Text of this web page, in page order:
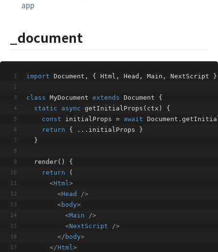
app
_document
import Document, { Html, Head, Main, NextScript
class MyDocument extends Document
{
static
async getInitialProps ( ctx )
{
const initialProps = await
return { ...initialProps }
  }
render( )
{
return (
<Html>
<Head
/>
<body>
<Main />
<NextScript />
</ body>
</Html>